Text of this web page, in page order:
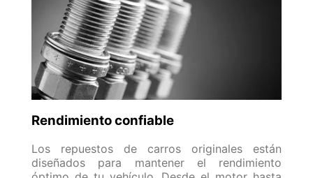
Rendimiento confiable
Los repuestos de carros originales están
diseñados para mantener el rendimiento